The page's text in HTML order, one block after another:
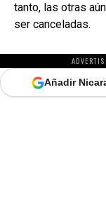
tanto, las otras
ser canceladas.
Añadir